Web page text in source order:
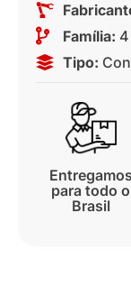
Família:
Tipo:
Entregamos
para todo o
Brasil